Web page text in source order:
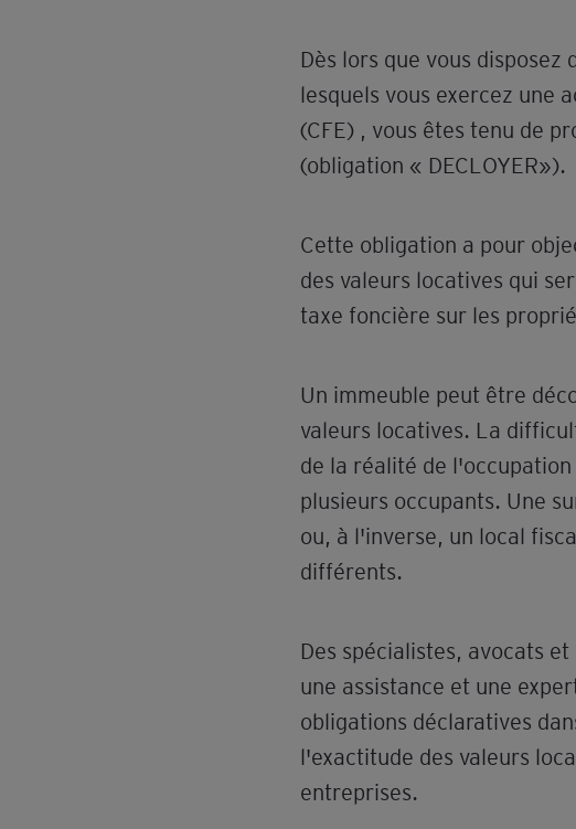
Dès lors que vous
lesquels vous exercez une
(CFE) , vous êtes tenu de
(obligation « DECLOYER»).
Cette obligation a pour
des valeurs locatives qui
taxe foncière sur les
Un immeuble peut être
valeurs locatives. La
de la réalité de
plusieurs occupants. Une
ou, à l'inverse, un local
différents.
Des spécialistes, avocats
une assistance et une
obligations déclaratives
l'exactitude des valeurs
entreprises.